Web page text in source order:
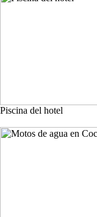
Piscina del hotel